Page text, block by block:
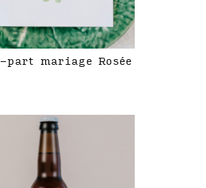
part mariage Rosée